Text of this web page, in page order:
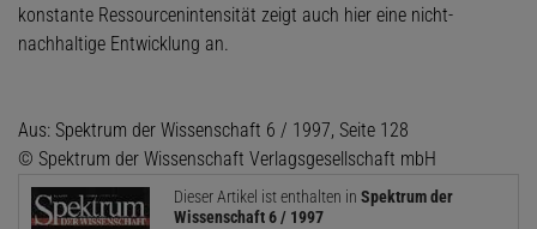
konstante Ressourcenintensität zeigt auch hier eine nicht-
nachhaltige Entwicklung an.
Aus: Spektrum der Wissenschaft 6 / 1997, Seite 128
© Spektrum der Wissenschaft Verlagsgesellschaft mbH
Dieser Artikel ist enthalten in Spektrum der
Wissenschaft 6 / 1997